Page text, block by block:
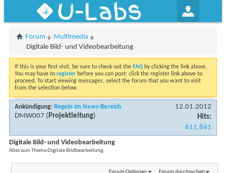
U-Labs
Forum
Multimedia
Digitale Bild- und Videobearbeitung
If this is your first visit, be sure to check out the FAQ by clicking the link above.
You may have to register before you can post: click the register link above to
proceed. To start viewing messages, select the forum that you want to visit
from the selection below.
Ankündigung: Regeln im News-Bereich
DMW007 (Projektleitung)
12.01.2012
Hits:
611.841
Digitale Bild- und Videobearbeitung
Alles zum Thema Digitale Bildbearbeitung.
Forum-Optionen Forum durchsuchen